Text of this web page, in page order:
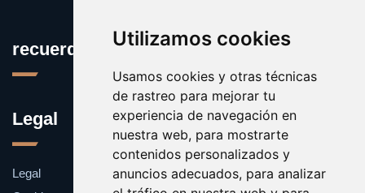
Utilizamos cookies
Usamos cookies y otras técnicas
de rastreo para mejorar tu
experiencia de navegación en
nuestra web, para mostrarte
contenidos personalizados y
anuncios adecuados, para analizar
recuerdos.com.es
Legal
Legal